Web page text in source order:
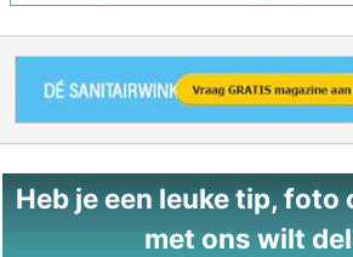
Heb je een leuke tip, foto
met ons wilt